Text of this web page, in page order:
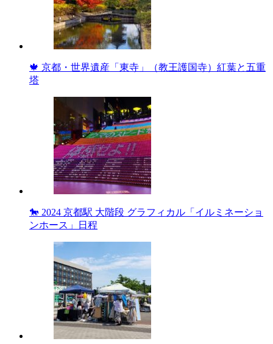
🍁 京都・世界遺産「東寺」（教王護国寺）紅葉と五重
塔
🐎 2024 京都駅 大階段 グラフィカル「イルミネーショ
ンホース」日程